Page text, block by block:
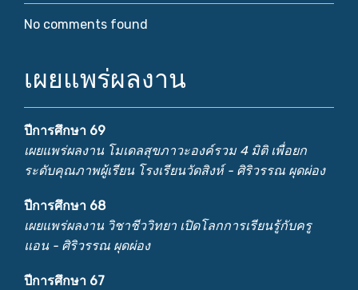
No comments found
เผยแพร่ผลงาน
ปีการศึกษา 69
เผยแพร่ผลงาน โมเดลสุขภาวะองค์รวม 4 มิติ เพื่อยก
ระดับคุณภาพผู้เรียน โรงเรียนวัดสิงห์ - ศิริวรรณ ผุดผ่อง
ปีการศึกษา 68
เผยแพร่ผลงาน วิชาชีววิทยา เปิดโลกการเรียนรู้กับครู
แอน - ศิริวรรณ ผุดผ่อง
ปีการศึกษา 67